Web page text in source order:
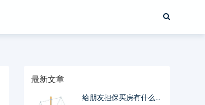
最新文章
给朋友担保买房有什么风